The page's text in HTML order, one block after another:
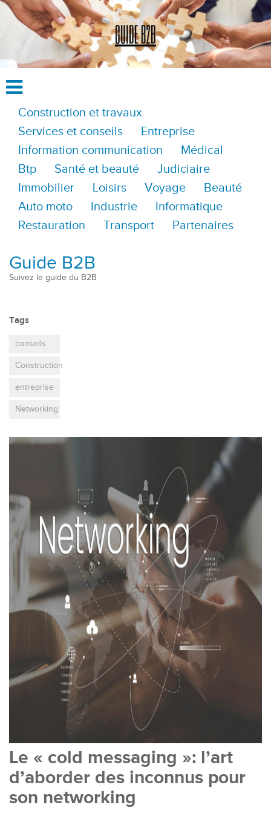
Construction et travaux
Services et conseils
Entreprise
Information communication
Médical
Btp
Santé et beauté
Judiciaire
Immobilier
Loisirs Voyage
Beauté
Auto moto
Industrie
Informatique
Restauration
Transport Partenaires
Guide B2B
Suivez le guide du B2B
Tags
conseils
Construction
entreprise
Networking
Le « cold messaging »: l’art
d’aborder des inconnus pour
son networking